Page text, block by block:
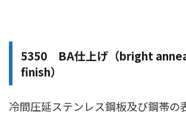
5350 BA仕上げ（bright
finish）
冷間圧延ステンレス鋼板及び鋼帯の